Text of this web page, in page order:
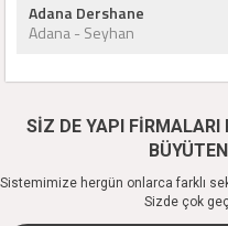
Adana Dershane
Adana - Seyhan
SİZ DE YAPI FİRMALARI
Sistemimize hergün onlarca farklı
Sizde çok